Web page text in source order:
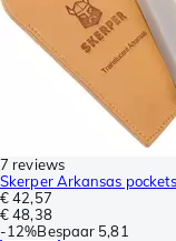
7 reviews
Skerper Arkansas
€ 42,57
€ 48,38
-12%Bespaar 5,81